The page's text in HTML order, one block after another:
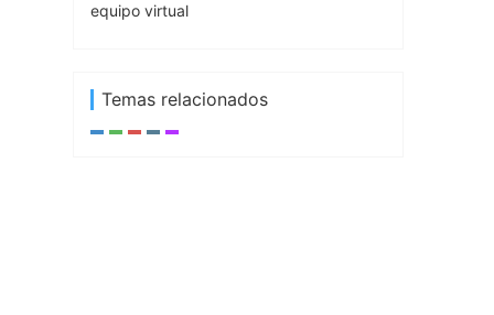
equipo virtual
Temas relacionados